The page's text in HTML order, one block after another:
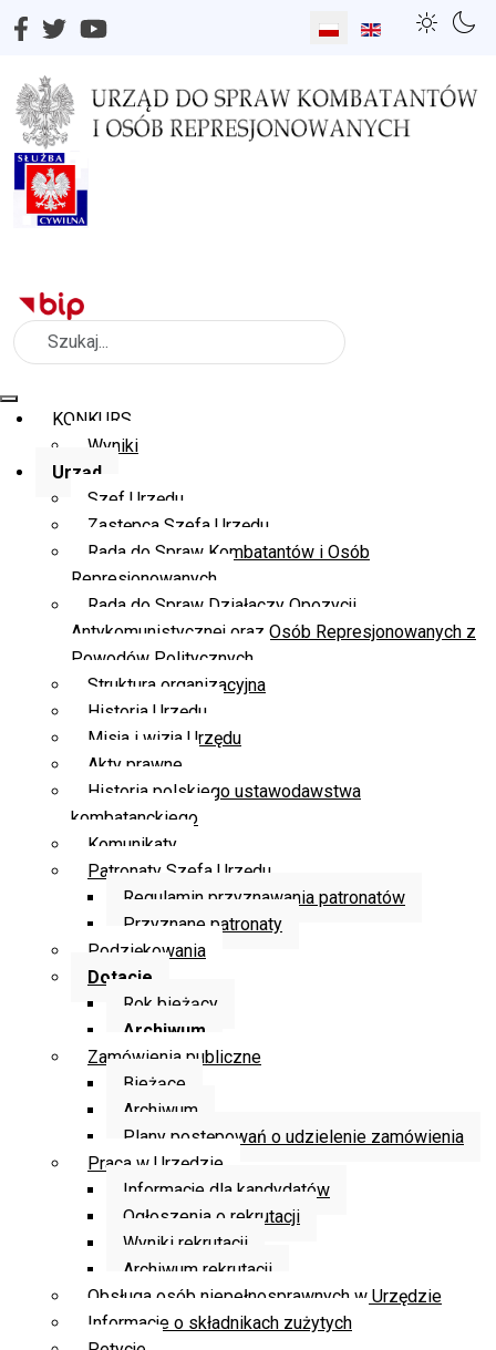
Wybierz swój język
Szukaj
KONKURS
Wyniki
Urząd
Szef Urzędu
Zastępca Szefa Urzędu
Rada do Spraw Kombatantów i Osób
Represjonowanych
Rada do Spraw Działaczy Opozycji
Antykomunistycznej oraz Osób Represjonowanych z
Powodów Politycznych
Struktura organizacyjna
Historia Urzędu
Misja i wizja Urzędu
Akty prawne
Historia polskiego ustawodawstwa
kombatanckiego
Komunikaty
Patronaty Szefa Urzędu
Regulamin przyznawania patronatów
Przyznane patronaty
Podziękowania
Dotacje
Rok bieżący
Archiwum
Zamówienia publiczne
Bieżące
Archiwum
Plany postępowań o udzielenie zamówienia
Praca w Urzędzie
Informacje dla kandydatów
Ogłoszenia o rekrutacji
Wyniki rekrutacji
Archiwum rekrutacji
Obsługa osób niepełnosprawnych w Urzędzie
Informacje o składnikach zużytych